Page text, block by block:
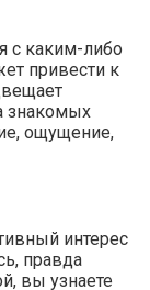
с каким-либо
привести к
знакомых
ощущение,
интерес
правда
вы узнаете